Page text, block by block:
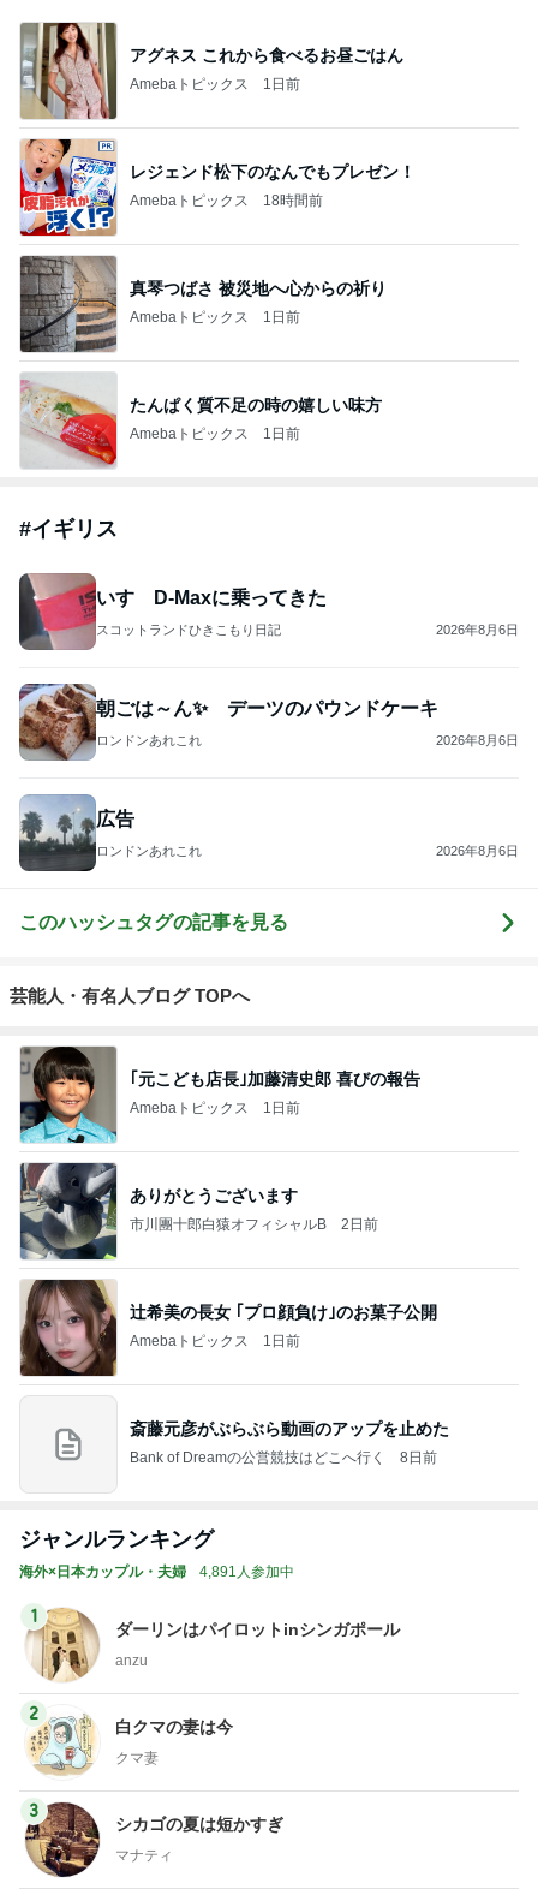
アグネス これから食べるお昼ごはん
Amebaトピックス 1日前
レジェンド松下のなんでもプレゼン！
Amebaトピックス 18時間前
真琴つばさ 被災地へ心からの祈り
Amebaトピックス 1日前
たんぱく質不足の時の嬉しい味方
Amebaトピックス 1日前
#イギリス
いすゞD-Maxに乗ってきた
スコットランドひきこもり日記 2026年8月6日
朝ごは～ん✨ デーツのパウンドケーキ
ロンドンあれこれ 2026年8月6日
広告
ロンドンあれこれ 2026年8月6日
このハッシュタグの記事を見る
芸能人・有名人ブログ TOPへ
｢元こども店長｣加藤清史郎 喜びの報告
Amebaトピックス 1日前
ありがとうございます
市川團十郎白猿オフィシャルB 2日前
辻希美の長女 ｢プロ顔負け｣のお菓子公開
Amebaトピックス 1日前
斎藤元彦がぶらぶら動画のアップを止めた
Bank of Dreamの公営競技はどこへ行く 8日前
ジャンルランキング
海外×日本カップル・夫婦 4,891人参加中
1
ダーリンはパイロットinシンガポール
anzu
2
白クマの妻は今
クマ妻
3
シカゴの夏は短かすぎ
マナティ